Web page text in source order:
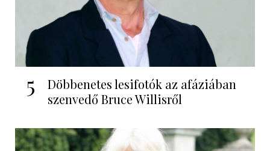
5
Döbbenetes lesifotók az afáziában
szenvedő Bruce Willisről